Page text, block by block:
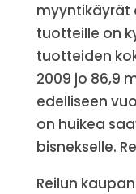
myyntikäyrät
tuotteille on
tuotteiden
2009 jo 86,9
edelliseen
on huikea
bisnekselle.
Reilun